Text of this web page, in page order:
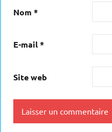
Nom *
E-mail*
Site web